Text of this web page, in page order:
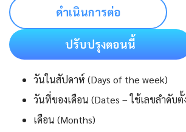
ดำเนินการต่อ
ปรับปรุงตอนนี้
วันในสัปดาห์ (Days of the week)
วันที่ของเดือน (Dates – ใช้เลขลำดับ
เดือน (Months)